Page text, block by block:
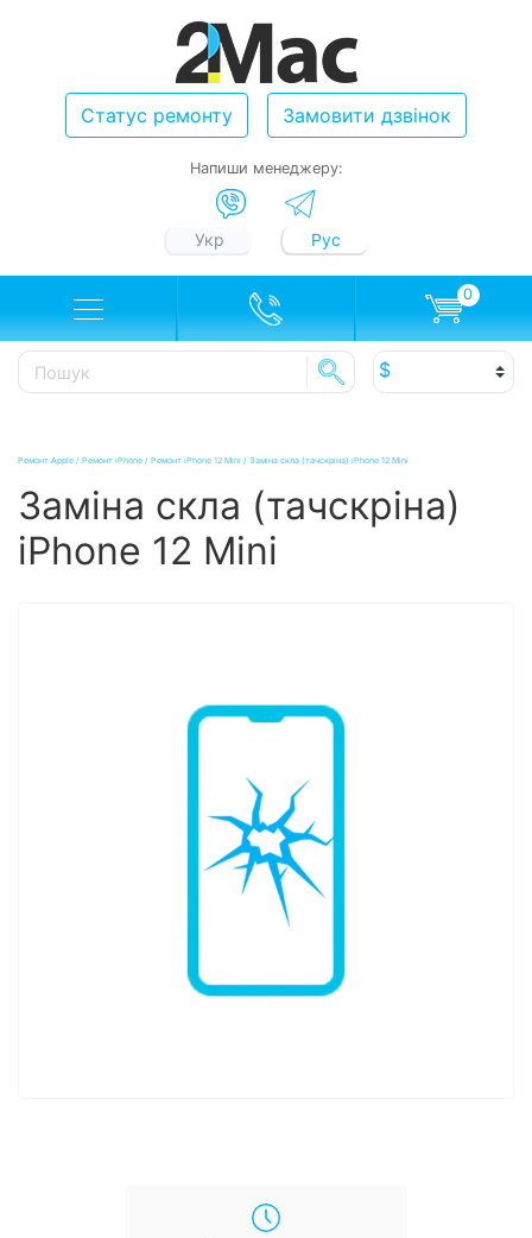
Статус ремонту Замовити дзвінок
Напиши менеджеру:
Укр Рус
0
Ремонт Apple / Ремонт iPhone / Ремонт iPhone 12 Mini / Заміна скла (тачскріна) iPhone 12 Mini
Заміна скла (тачскріна)
iPhone 12 Mini